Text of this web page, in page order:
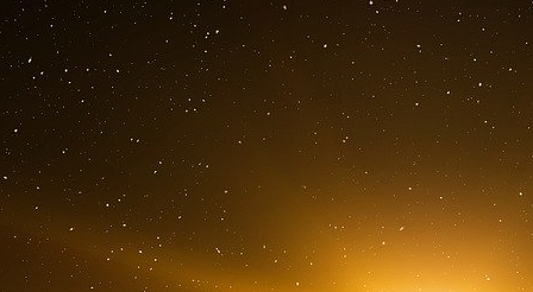
et acter la fin des états nations.
Geopolintel 16 Octobre 2025